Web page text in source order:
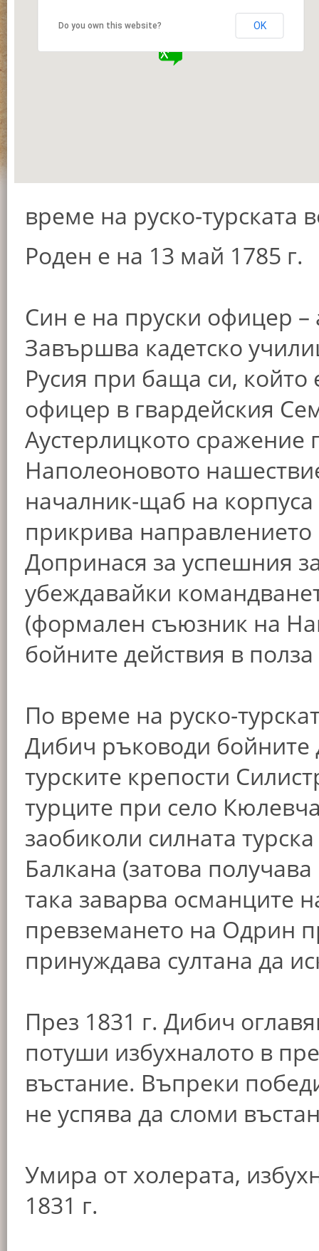
Do you own this website? OK
време на руско-турската
Роден е на 13 май 1785 г.
Син е на пруски офицер –
Завършва кадетско
Русия при баща си,
офицер в гвардейския
Аустерлицкото сражение
Наполеоновото
началник-щаб на
прикрива
Допринася за успешния
убеждавайки
(формален съюзник на
бойните действия в
По време на руско-
Дибич ръководи бойните
турските крепости
турците при село
заобиколи силната
Балкана (затова
така заварва османците
превземането на Одрин
принуждава султана да
През 1831 г. Дибич
потуши избухналото в
въстание. Въпреки
не успява да сломи
Умира от холерата,
1831 г.